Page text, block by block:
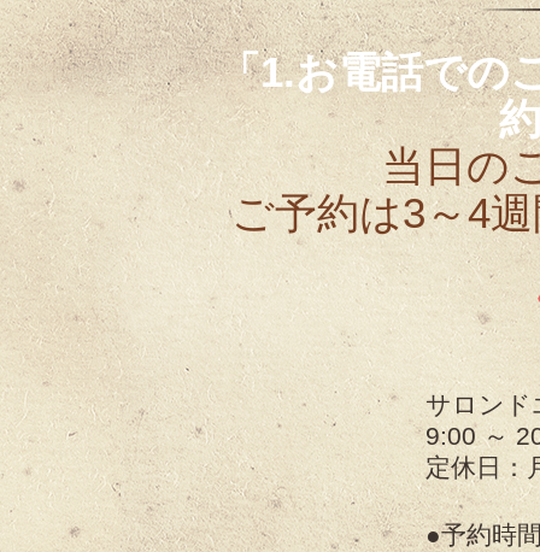
「1.お電話での
当日の
ご予約は3～4
サロンド
9:00 ～
定休日：
予約時